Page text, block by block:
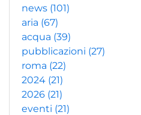
news (101)
aria (67)
acqua (39)
pubblicazioni (27)
roma (22)
2024 (21)
2026 (21)
eventi (21)